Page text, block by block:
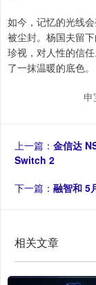
如今，记忆的光线
被尘封。杨国夫留
珍视，对人性的信
了一抹温暖的底色。
申
上一篇： 金信达
Switch 2
下一篇： 融智和 5
相关文章